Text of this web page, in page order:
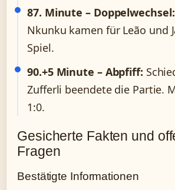
87. Minute – Doppelwechsel:
Nkunku kamen für Leão und
Spiel.
90.+5 Minute – Abpfiff:
Zufferli beendete die Partie.
1:0.
Gesicherte Fakten und
Fragen
Bestätigte Informationen